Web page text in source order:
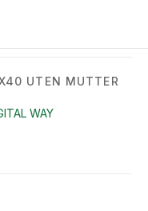
UTEN MUTTER
WAY